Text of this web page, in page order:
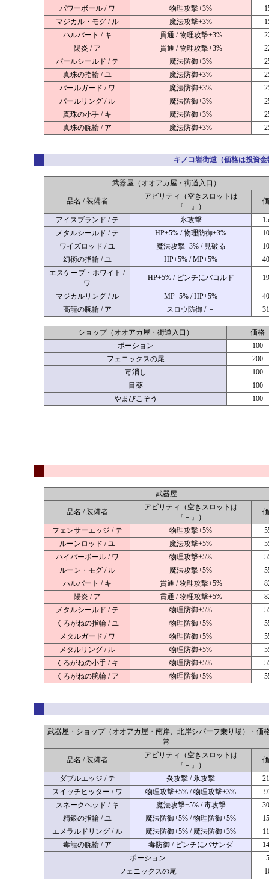
パワーボール / ワ
物理攻撃+3%
マジカル・モグ / ル
魔法攻撃+3%
ハルバート / キ
貫通 / 物理攻撃+3%
陽炎 / ア
貫通 / 物理攻撃+3%
パールシールド / テ
魔法防御+3%
真珠の指輪 / ユ
魔法防御+3%
パールガード / ワ
魔法防御+3%
パールリング / ル
魔法防御+3%
真珠の小手 / キ
魔法防御+3%
真珠の腕輪 / ア
魔法防御+3%
キノコ岩街道（価格は投資金
武器屋（オオアカ屋・街道入口）
品名 / 装備者
アビリティ（空きスロットは
『－』）
アイスブランド / テ 氷攻撃
メタルシールド / テ
HP+5% / 物理防御+3%
ワイズロッド / ユ
魔法攻撃+3% / 見破る
幻術の指輪 / ユ
HP+5% / MP+5%
エスケープ・ホワイト /
ワ
HP+5% / ピンチにバコルド
マジカルリング / ル MP+5% / HP+5%
高龍の腕輪 / ア
スロウ防御 / －
ショップ（オオアカ屋・街道入口）
価格
ポーション
100
フェニックスの尾
200
毒消し
100
目薬
100
やまびこそう
100
武器屋
品名 / 装備者
アビリティ（空きスロットは
『－』）
フェンサーエッジ / テ 物理攻撃+5%
ルーンロッド / ユ
魔法攻撃+5%
ハイパーボール / ワ
物理攻撃+5%
ルーン・モグ / ル
魔法攻撃+5%
ハルバート / キ
貫通 / 物理攻撃+5%
陽炎 / ア
貫通 / 物理攻撃+5%
メタルシールド / テ
物理防御+5%
くろがねの指輪 / ユ
物理防御+5%
メタルガード / ワ
物理防御+5%
メタルリング / ル
物理防御+5%
くろがねの小手 / キ
物理防御+5%
くろがねの腕輪 / ア
物理防御+5%
武器屋・ショップ（オオアカ屋・南岸、北岸シパーフ乗り場）・価
常
品名 / 装備者
アビリティ（空きスロットは
『－』）
ダブルエッジ / テ 炎攻撃 / 氷攻撃
スイッチヒッター / ワ
物理攻撃+5% / 物理攻撃+3%
スネークヘッド / キ
魔法攻撃+5% / 毒攻撃
精銀の指輪 / ユ
魔法防御+5% / 物理防御+5%
エメラルドリング / ル
魔法防御+5% / 魔法防御+3%
毒龍の腕輪 / ア
毒防御 / ピンチにバサンダ
ポーション
フェニックスの尾